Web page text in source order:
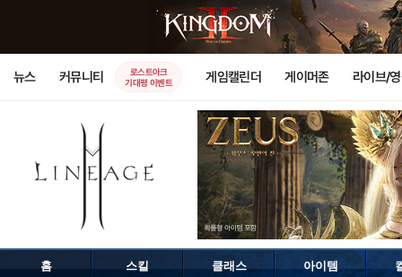
뉴스 커뮤니티
로스트아크
기대평 이벤트
게임캘린더 게이머존 라이브/
홈 스킬 클래스 아이템